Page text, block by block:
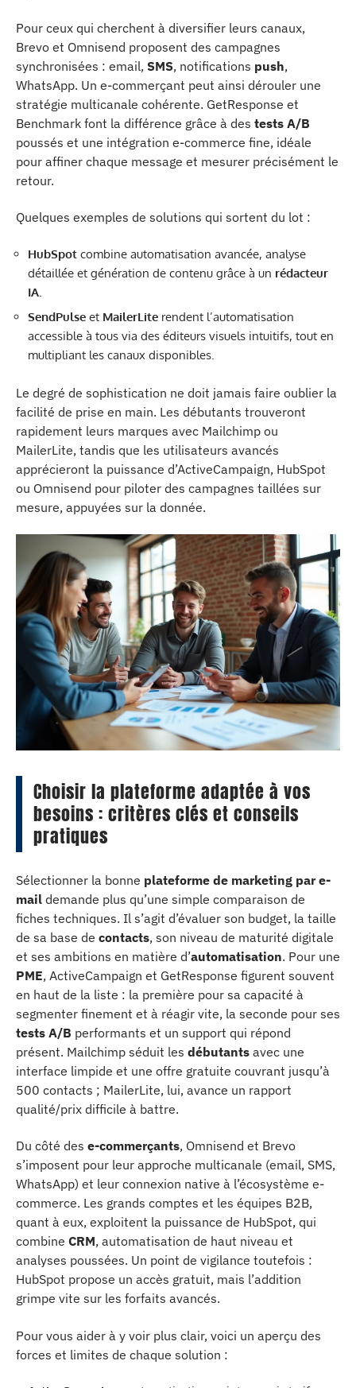
Pour ceux qui cherchent à diversifier leurs canaux,
Brevo et Omnisend proposent des campagnes
synchronisées : email, SMS, notifications push,
WhatsApp. Un e-commerçant peut ainsi dérouler une
stratégie multicanale cohérente. GetResponse et
Benchmark font la différence grâce à des tests A/B
poussés et une intégration e-commerce fine, idéale
pour affiner chaque message et mesurer précisément le
retour.
Quelques exemples de solutions qui sortent du lot :
HubSpot combine automatisation avancée, analyse
détaillée et génération de contenu grâce à un rédacteur
IA
SendPulse et MailerLite rendent l’automatisation
accessible à tous via des éditeurs visuels intuitifs, tout en
multipliant les canaux disponibles.
Le degré de sophistication ne doit jamais faire oublier la
facilité de prise en main. Les débutants trouveront
rapidement leurs marques avec Mailchimp ou
MailerLite, tandis que les utilisateurs avancés
apprécieront la puissance d’ActiveCampaign, HubSpot
ou Omnisend pour piloter des campagnes taillées sur
mesure, appuyées sur la donnée.
Choisir la plateforme adaptée à vos
besoins : critères clés et conseils
pratiques
Sélectionner la bonne plateforme de marketing par e-
mail demande plus qu’une simple comparaison de
fiches techniques. Il s’agit d’évaluer son budget, la taille
de sa base de contacts, son niveau de maturité digitale
et ses ambitions en matière d’automatisation. Pour une
PME, ActiveCampaign et GetResponse figurent souvent
en haut de la liste : la première pour sa capacité à
segmenter finement et à réagir vite, la seconde pour ses
tests A/B performants et un support qui répond
présent. Mailchimp séduit les débutants avec une
interface limpide et une offre gratuite couvrant jusqu’à
500 contacts ; MailerLite, lui, avance un rapport
qualité/prix difficile à battre.
Du côté des e-commerçants, Omnisend et Brevo
s’imposent pour leur approche multicanale (email, SMS,
WhatsApp) et leur connexion native à l’écosystème e-
commerce. Les grands comptes et les équipes B2B,
quant à eux, exploitent la puissance de HubSpot, qui
combine CRM, automatisation de haut niveau et
analyses poussées. Un point de vigilance toutefois :
HubSpot propose un accès gratuit, mais l’addition
grimpe vite sur les forfaits avancés.
Pour vous aider à y voir plus clair, voici un aperçu des
forces et limites de chaque solution :